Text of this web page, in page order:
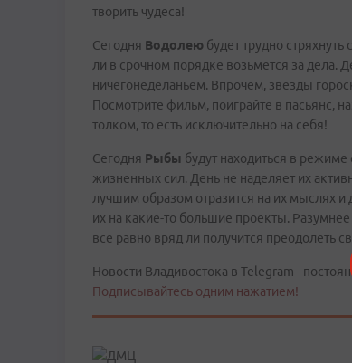
творить чудеса!
Сегодня Водолею будет трудно
ли в срочном порядке возьмется за дела.
ничегонеделаньем. Впрочем, звезды
Посмотрите фильм, поиграйте в пасьянс,
толком, то есть исключительно на себя!
Сегодня Рыбы будут находиться в режиме
жизненных сил. День не наделяет их
лучшим образом отразится на их мыслях
их на какие-то большие проекты.
все равно вряд ли получится преодолеть
Новости Владивостока в Telegram -
Подписывайтесь одним нажатием!